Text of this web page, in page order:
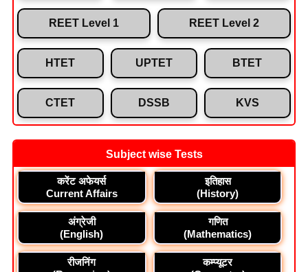
REET Level 1 REET Level 2
HTET UPTET BTET
CTET DSSB KVS
Subject wise Tests
करेंट अफेयर्स
Current Affairs
इतिहास
(History)
अंग्रेजी
(English)
गणित
(Mathematics)
रीजनिंग
कम्प्यूटर